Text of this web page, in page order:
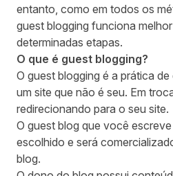
entanto, como em todos os
guest blogging funciona
determinadas etapas.
O que é guest blogging?
O guest blogging é a prática
um site que não é seu. Em
redirecionando para o seu site.
O guest blog que você
escolhido e será
blog.